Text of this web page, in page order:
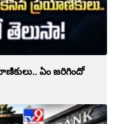
ఏం జరిగిందో